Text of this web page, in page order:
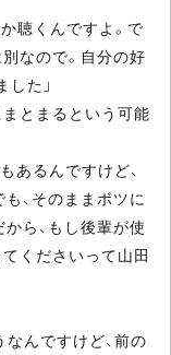
聴くんですよ。で
なので。自分の好
た」
とまるという可能
あるんですけど、
、そのままボツに
ら、もし後輩が使
くださいって山田
んですけど、前の